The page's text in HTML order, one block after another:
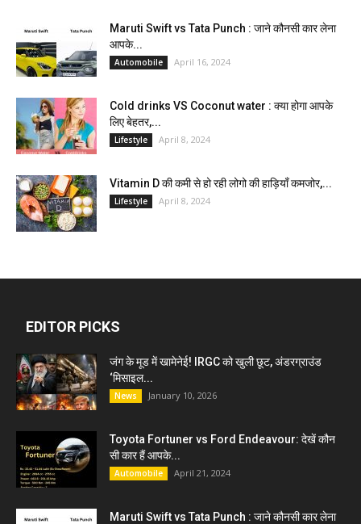
Maruti Swift vs Tata Punch : जाने कौनसी कार लेना
आपके...
Automobile April 16, 2024
Cold drinks VS Coconut water : क्या होगा आपके
लिए बेहतर,...
Lifestyle April 8, 2024
Vitamin D की कमी से हो रही लोगो की हाड़ियाँ कमजोर,...
Lifestyle April 8, 2024
EDITOR PICKS
जंग के मूड में खामेनेई! IRGC को खुली छूट, अंडरग्राउंड
‘मिसाइल...
News January 10, 2026
Toyota Fortuner vs Ford Endeavour: देखें कौन
सी कार हैं आपके...
Automobile April 21, 2024
Maruti Swift vs Tata Punch : जाने कौनसी कार लेना